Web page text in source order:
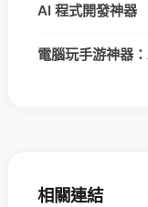
AI 程式開發神器
電腦玩手游神器
相關連結